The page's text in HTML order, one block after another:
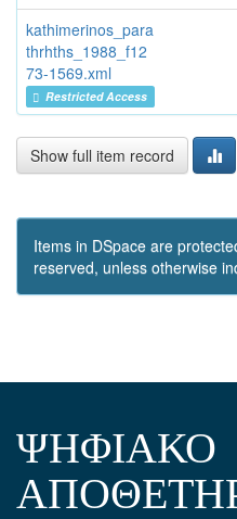
kathimerinos_para
thrhths_1988_f12
73-1569.xml
Restricted Access
Show full item record
Items in DSpace are
reserved, unless otherwise
ΨΗΦΙΑΚΟ